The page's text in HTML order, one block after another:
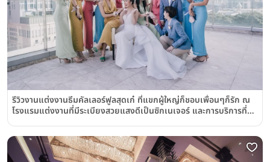
รีวิวงานแต่งงานธีมคัลเลอร์ฟูลสุดเก๋ ที่แขกผู้ใหญ่ก็ชอบเพื่อนๆก็รัก ณ
โรงแรมแต่งงานที่มีระเบียงสวยแสงดีเป็นซิกเนเจอร์ และการบริการที่
Hotel Sathorn Bangkok